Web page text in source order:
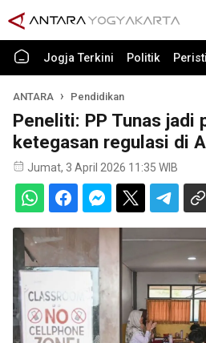
Jogja Terkini Politik
ANTARA Pendidikan
Peneliti: PP Tunas jadi
ketegasan regulasi di
Jumat, 3 April 2026 11:35 WIB